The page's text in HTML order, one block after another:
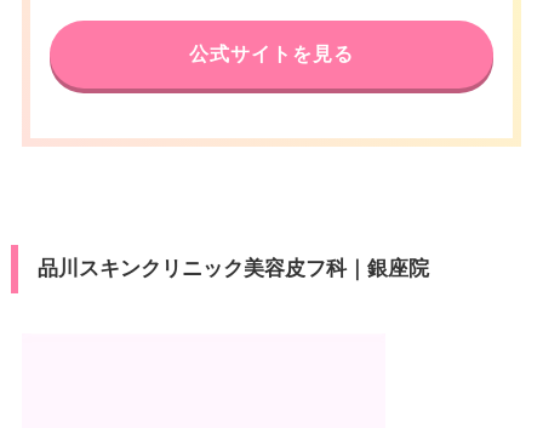
公式サイトを見る
品川スキンクリニック美容皮フ科｜銀座院